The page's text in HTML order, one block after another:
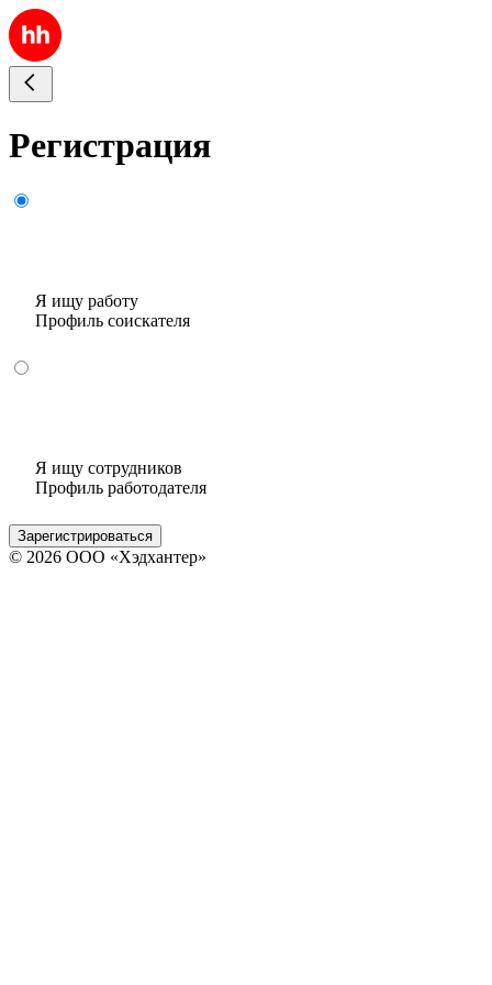
Регистрация
Я ищу работу
Профиль соискателя
Я ищу сотрудников
Профиль работодателя
Зарегистрироваться
© 2026 ООО «Хэдхантер»